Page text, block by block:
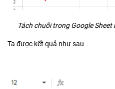
Tách chuỗi trong Google
Ta được kết quả như sau